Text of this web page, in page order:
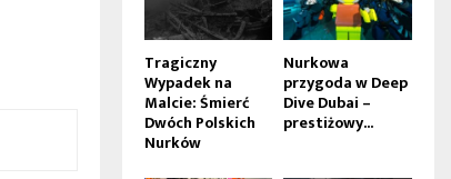
Tragiczny
Wypadek na
Malcie: Śmierć
Dwóch Polskich
Nurków
Nurkowa
przygoda w Deep
Dive Dubai –
prestiżowy...